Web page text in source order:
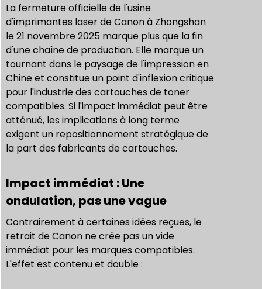
La fermeture officielle de l'usine
d'imprimantes laser de Canon à Zhongshan
le 21 novembre 2025 marque plus que la fin
d'une chaîne de production. Elle marque un
tournant dans le paysage de l'impression en
Chine et constitue un point d'inflexion critique
pour l'industrie des cartouches de toner
compatibles. Si l'impact immédiat peut être
atténué, les implications à long terme
exigent un repositionnement stratégique de
la part des fabricants de cartouches.
Impact immédiat : Une
ondulation, pas une vague
Contrairement à certaines idées reçues, le
retrait de Canon ne crée pas un vide
immédiat pour les marques compatibles.
L'effet est contenu et double :